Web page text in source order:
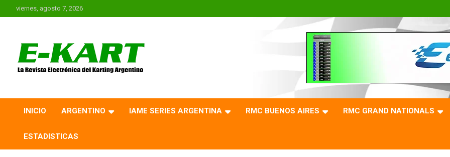
al
viernes, agosto 7, 2026
Revista Electrónica del
Karting en Argentina
INICIO ARGENTINO IAME SERIES ARGENTINA RMC BUENOS AIRES RMC GRAND NATIONALS
ESTADISTICAS